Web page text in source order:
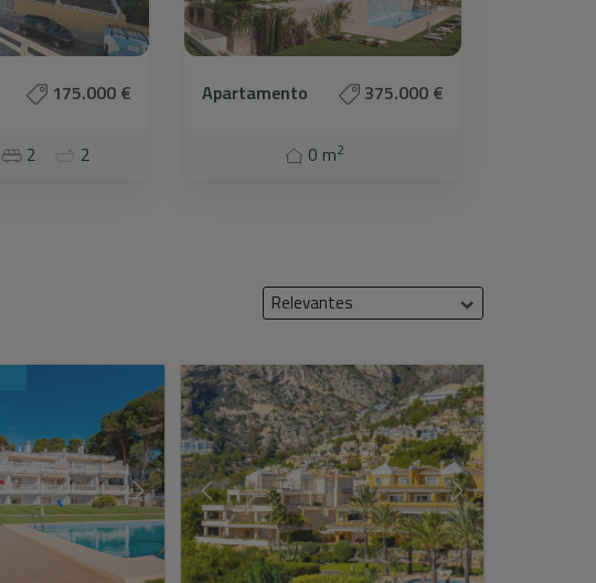
175.000 €
2 2
Apartamento 375.000 €
0 m2
Relevantes